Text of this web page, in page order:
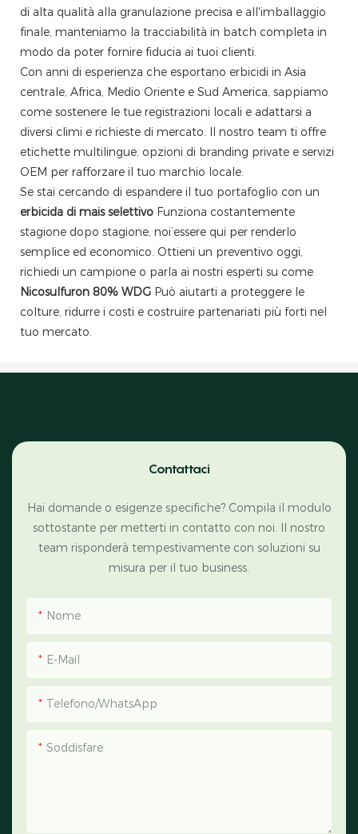
di alta qualità alla granulazione precisa e all'imballaggio
finale, manteniamo la tracciabilità in batch completa in
modo da poter fornire fiducia ai tuoi clienti.
Con anni di esperienza che esportano erbicidi in Asia
centrale, Africa, Medio Oriente e Sud America, sappiamo
come sostenere le tue registrazioni locali e adattarsi a
diversi climi e richieste di mercato. Il nostro team ti offre
etichette multilingue, opzioni di branding private e servizi
OEM per rafforzare il tuo marchio locale.
Se stai cercando di espandere il tuo portafoglio con un
erbicida di mais selettivo Funziona costantemente
stagione dopo stagione, noi’essere qui per renderlo
semplice ed economico. Ottieni un preventivo oggi,
richiedi un campione o parla ai nostri esperti su come
Nicosulfuron 80% WDG Può aiutarti a proteggere le
colture, ridurre i costi e costruire partenariati più forti nel
tuo mercato.
Contattaci
Hai domande o esigenze specifiche? Compila il modulo
sottostante per metterti in contatto con noi. Il nostro
team risponderà tempestivamente con soluzioni su
misura per il tuo business.
Nome
E-Mail
Telefono/WhatsApp
Soddisfare